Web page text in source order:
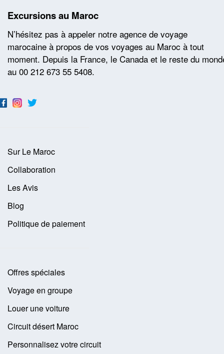
Excursions au Maroc
N’hésitez pas à appeler notre agence de voyage
marocaine à propos de vos voyages au Maroc à tout
moment. Depuis la France, le Canada et le reste du
au 00 212 673 55 5408.
Sur Le Maroc
Collaboration
Les Avis
Blog
Politique de paiement
Offres spéciales
Voyage en groupe
Louer une voiture
Circuit désert Maroc
Personnalisez votre circuit